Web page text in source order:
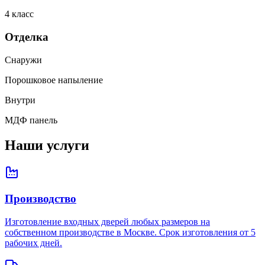
4 класс
Отделка
Снаружи
Порошковое напыление
Внутри
МДФ панель
Наши услуги
Производство
Изготовление входных дверей любых размеров на
собственном производстве в Москве. Срок изготовления от 5
рабочих дней.